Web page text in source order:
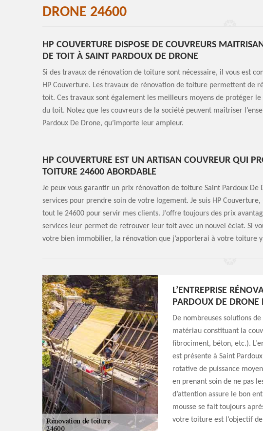
DRONE 24600
HP COUVERTURE DISPOSE DE COUVREURS
DE TOIT À SAINT PARDOUX DE DRONE
Si des travaux de rénovation de toiture sont nécessaire, il vous est
HP Couverture. Les travaux de rénovation de toiture permettent de
toit. Ces travaux sont également les meilleurs moyens de protéger
du toit. Notez que les couvreurs de la société peuvent maîtriser
Pardoux De Drone, qu’importe leur ampleur.
HP COUVERTURE EST UN ARTISAN COUVREUR QUI
TOITURE 24600 ABORDABLE
Je peux vous garantir un prix rénovation de toiture Saint Pardoux De
services pour prendre soin de votre logement. Je suis HP
tout le 24600 pour servir mes clients. J’offre toujours des prix
services leur permet de retrouver leur toit avec un nouvel éclat. Si
votre bien immobilier, la rénovation que j’apporterai à votre toiture
L’ENTREPRISE
PARDOUX DE DRONE
De nombreuses solutions
matériau constituant la
fibrociment, béton, etc.).
est présente à Saint
rotative de puissance
en prenant soin de ne pas
d’attention assure le bon
mousse se fait toujours
votre toiture est l’objectif